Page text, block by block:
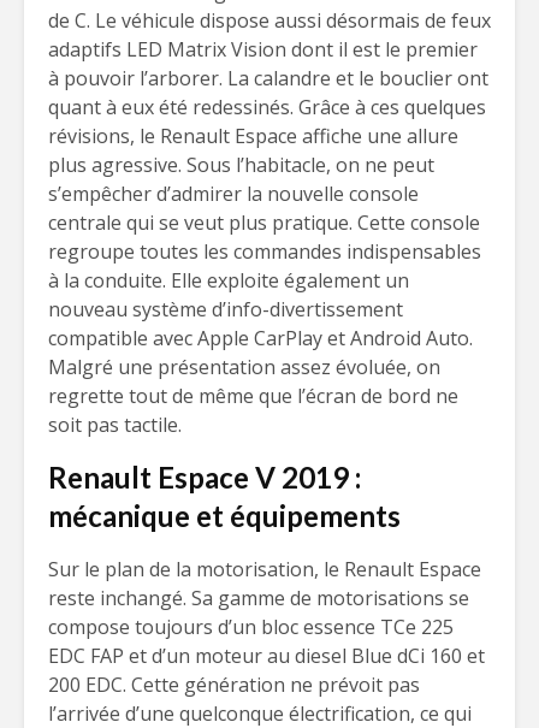
de C. Le véhicule dispose aussi désormais de feux
adaptifs LED Matrix Vision dont il est le premier
à pouvoir l’arborer. La calandre et le bouclier ont
quant à eux été redessinés. Grâce à ces quelques
révisions, le Renault Espace affiche une allure
plus agressive. Sous l’habitacle, on ne peut
s’empêcher d’admirer la nouvelle console
centrale qui se veut plus pratique. Cette console
regroupe toutes les commandes indispensables
à la conduite. Elle exploite également un
nouveau système d’info-divertissement
compatible avec Apple CarPlay et Android Auto.
Malgré une présentation assez évoluée, on
regrette tout de même que l’écran de bord ne
soit pas tactile.
Renault Espace V 2019 :
mécanique et équipements
Sur le plan de la motorisation, le Renault Espace
reste inchangé. Sa gamme de motorisations se
compose toujours d’un bloc essence TCe 225
EDC FAP et d’un moteur au diesel Blue dCi 160 et
200 EDC. Cette génération ne prévoit pas
l’arrivée d’une quelconque électrification, ce qui